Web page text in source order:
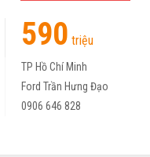
590 triệu
TP Hồ Chí Minh
Ford Trần Hưng Đạo
0906 646 828